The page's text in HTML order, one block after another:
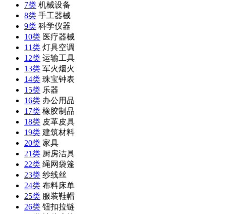
7类 机械设备
8类 手工器械
9类 科学仪器
10类 医疗器械
11类 灯具空调
12类 运输工具
13类 军火烟火
14类 珠宝钟表
15类 乐器
16类 办公用品
17类 橡胶制品
18类 皮革皮具
19类 建筑材料
20类 家具
21类 厨房洁具
22类 绳网袋篷
23类 纱线丝
24类 布料床单
25类 服装鞋帽
26类 钮扣拉链